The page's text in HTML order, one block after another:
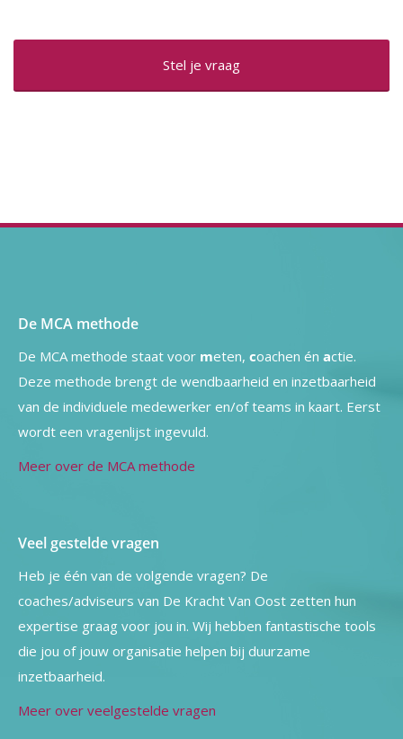
De MCA methode
De MCA methode staat voor meten, coachen én actie.
Deze methode brengt de wendbaarheid en inzetbaarheid
van de individuele medewerker en/of teams in kaart. Eerst
wordt een vragenlijst ingevuld.
Meer over de MCA methode
Veel gestelde vragen
Heb je één van de volgende vragen? De
coaches/adviseurs van De Kracht Van Oost zetten hun
expertise graag voor jou in. Wij hebben fantastische tools
die jou of jouw organisatie helpen bij duurzame
inzetbaarheid.
Meer over veelgestelde vragen